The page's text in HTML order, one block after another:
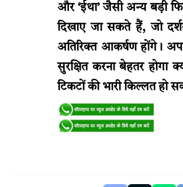
और ‘ईथा’ जैसी अन्य बड़ी
दिखाए जा सकते हैं, जो
अतिरिक्त आकर्षण होंगे।
सुरक्षित करना बेहतर होगा
टिकटों की भारी किल्लत हो